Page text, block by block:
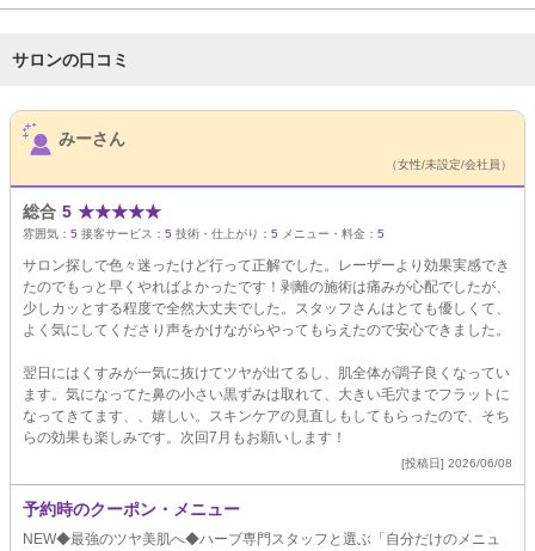
サロンの口コミ
サロンPick Up
みーさん
（女性/未設定/会社員）
総合 5 ★★★★★
雰囲気： 5 接客サービス： 5 技術・仕上がり： 5 メニュー・料金： 5
サロン探しで色々迷ったけど行って正解でした。レーザーより効果実感でき
たのでもっと早くやればよかったです！剥離の施術は痛みが心配でしたが、
少しカッとする程度で全然大丈夫でした。スタッフさんはとても優しくて、
よく気にしてくださり声をかけながらやってもらえたので安心できました。
翌日にはくすみが一気に抜けてツヤが出てるし、肌全体が調子良くなってい
ます。気になってた鼻の小さい黒ずみは取れて、大きい毛穴までフラットに
なってきてます、、嬉しい。スキンケアの見直しもしてもらったので、そち
らの効果も楽しみです。次回7月もお願いします！
[投稿日] 2026/06/08
予約時のクーポン・メニュー
NEW◆最強のツヤ美肌へ◆ハーブ専門スタッフと選ぶ「自分だけのメニュ